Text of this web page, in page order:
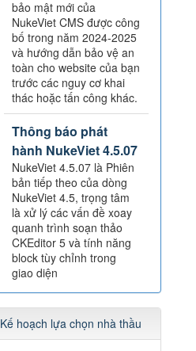
bảo mật mới của
NukeViet CMS được công
bố trong năm 2024-2025
và hướng dẫn bảo vệ an
toàn cho website của bạn
trước các nguy cơ khai
thác hoặc tấn công khác.
Thông báo phát
hành NukeViet 4.5.07
NukeViet 4.5.07 là Phiên
bản tiếp theo của dòng
NukeViet 4.5, trọng tâm
là xử lý các vấn đề xoay
quanh trình soạn thảo
CKEditor 5 và tính năng
block tùy chỉnh trong
giao diện
Kế hoạch lựa chọn nhà thầu